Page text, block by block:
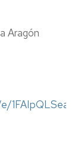
Aragón